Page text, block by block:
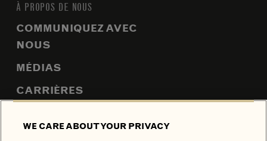
À PROPOS DE NOUS
COMMUNIQUEZ AVEC
NOUS
MÉDIAS
CARRIÈRES
WE CARE ABOUT YOUR PRIVACY